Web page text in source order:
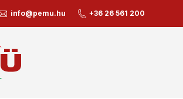
info@pemu.hu +36 26 561 200